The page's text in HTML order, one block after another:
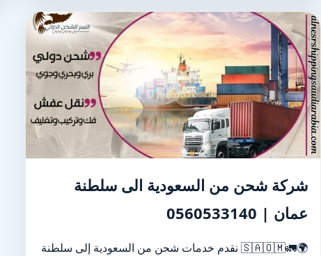
شركة شحن من السعودية الى سلطنة
عمان | 0560533140
🌍🚛🇸🇦🇴🇲 نقدم خدمات شحن من السعودية إلى سلطنة